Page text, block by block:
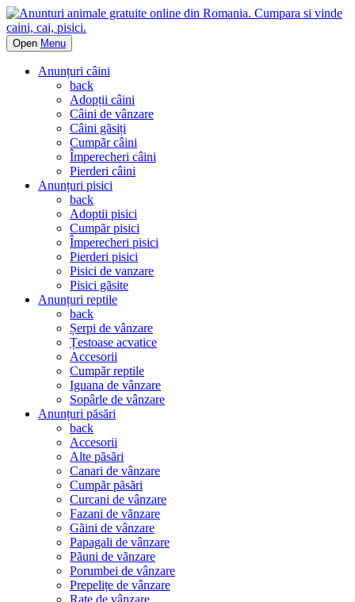
Open Menu
Anunțuri câini
back
Adopții câini
Câini de vânzare
Câini gãsiți
Cumpãr câini
Împerecheri câini
Pierderi câini
Anunțuri pisici
back
Adoptii pisici
Cumpãr pisici
Împerecheri pisici
Pierderi pisici
Pisici de vanzare
Pisici gãsite
Anunțuri reptile
back
Șerpi de vânzare
Țestoase acvatice
Accesorii
Cumpãr reptile
Iguana de vânzare
Sopârle de vânzare
Anunțuri păsări
back
Accesorii
Alte pãsãri
Canari de vânzare
Cumpãr pãsãri
Curcani de vânzare
Fazani de vãnzare
Gãini de vânzare
Papagali de vânzare
Pãuni de vãnzare
Porumbei de vânzare
Prepelițe de vânzare
Rațe de vânzare